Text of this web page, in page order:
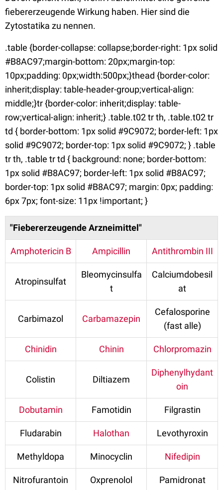
fiebererzeugende Wirkung haben. Hier sind die
Zytostatika zu nennen.
.table {border-collapse: collapse;border-right: 1px solid
#B8AC97;margin-bottom: 20px;margin-top:
10px;padding: 0px;width:500px;}thead {border-color:
inherit;display: table-header-group;vertical-align:
middle;}tr {border-color: inherit;display: table-
row;vertical-align: inherit;} .table.t02 tr th, .table.t02 tr
td { border-bottom: 1px solid #9C9072; border-left: 1px
solid #9C9072; border-top: 1px solid #9C9072; } .table
tr th, .table tr td { background: none; border-bottom:
1px solid #B8AC97; border-left: 1px solid #B8AC97;
border-top: 1px solid #B8AC97; margin: 0px; padding:
6px 7px; font-size: 11px !important; }
"Fiebererzeugende Arzneimittel"
Amphotericin B Ampicillin Antithrombin III
Atropinsulfat
Bleomycinsulfa
t
Calciumdobesil
at
Carbimazol Carbamazepin
Cefalosporine
(fast alle)
Chinidin Chinin Chlorpromazin
Colistin Diltiazem
Diphenylhydant
oin
Dobutamin Famotidin Filgrastin
Fludarabin Halothan Levothyroxin
Methyldopa Minocyclin Nifedipin
Nitrofurantoin Oxprenolol Pamidronat